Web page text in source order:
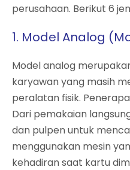
perusahaan. Berikut 6
1. Model Analog
Model analog
karyawan yang masih
peralatan fisik.
Dari pemakaian
dan pulpen untuk
menggunakan mesin
kehadiran saat kartu